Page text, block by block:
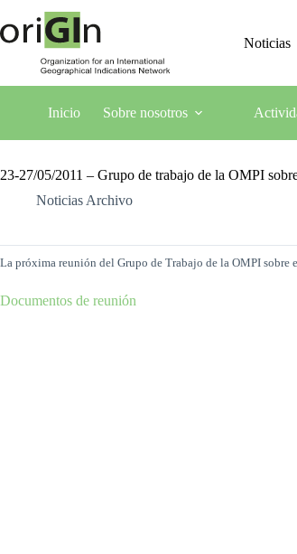
Noticias
Inicio Sobre nosotros
23-27/05/2011 – Grupo de trabajo de la OMPI
Noticias Archivo
La próxima reunión del Grupo de Trabajo de la OMPI sobre
Documentos de reunión